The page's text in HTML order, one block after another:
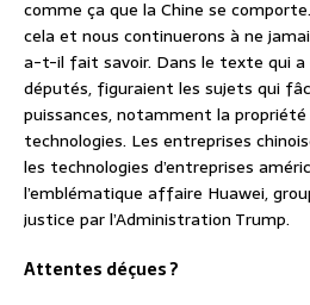
comme ça que la Chine se
cela et nous continuerons à ne
a-t-il fait savoir. Dans le texte qui
députés, figuraient les sujets qui
puissances, notamment la
technologies. Les entreprises
les technologies d’entreprises
l’emblématique affaire Huawei,
justice par l’Administration Trump.
Attentes déçues ?